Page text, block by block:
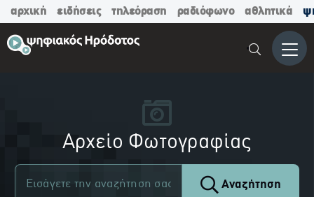
αρχική ειδήσεις τηλεόραση ραδιόφωνο αθλητικά
Μενού
Αρχείο Φωτογραφίας
Αναζήτηση